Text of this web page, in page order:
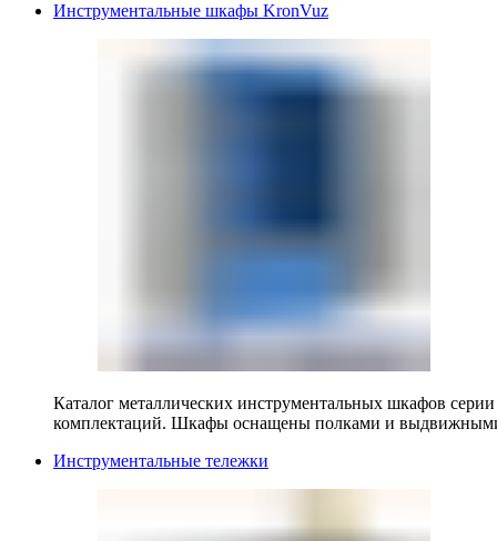
Инструментальные шкафы KronVuz
Каталог металлических инструментальных шкафов
комплектаций. Шкафы оснащены полками и
Инструментальные тележки